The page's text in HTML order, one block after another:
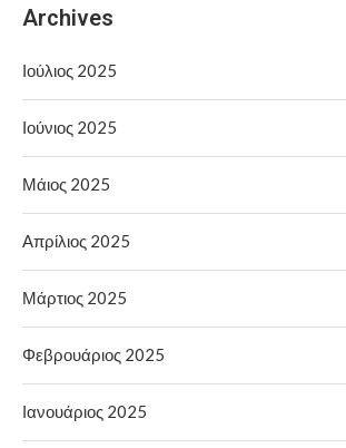
Archives
Ιούλιος 2025
Ιούνιος 2025
Μάιος 2025
Απρίλιος 2025
Μάρτιος 2025
Φεβρουάριος 2025
Ιανουάριος 2025